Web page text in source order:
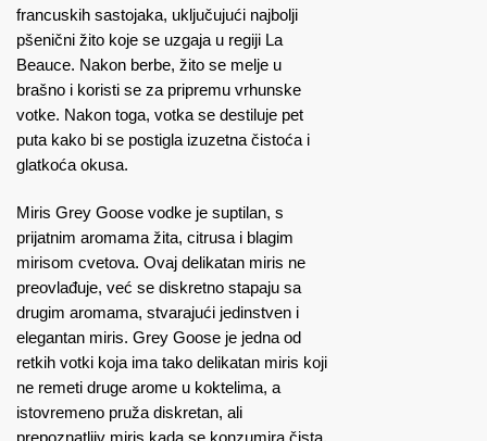
francuskih sastojaka, uključujući najbolji
pšenični žito koje se uzgaja u regiji La
Beauce. Nakon berbe, žito se melje u
brašno i koristi se za pripremu vrhunske
votke. Nakon toga, votka se destiluje pet
puta kako bi se postigla izuzetna čistoća i
glatkoća okusa.
Miris Grey Goose vodke je suptilan, s
prijatnim aromama žita, citrusa i blagim
mirisom cvetova. Ovaj delikatan miris ne
preovlađuje, već se diskretno stapaju sa
drugim aromama, stvarajući jedinstven i
elegantan miris. Grey Goose je jedna od
retkih votki koja ima tako delikatan miris koji
ne remeti druge arome u koktelima, a
istovremeno pruža diskretan, ali
prepoznatljiv miris kada se konzumira čista.